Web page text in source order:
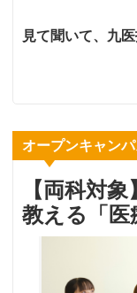
見て聞いて、九
オープンキャンパ
【両科対
教える「医